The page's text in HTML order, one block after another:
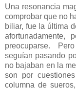
Una resonancia
comprobar que no
biliar, fue la última
preocuparse.
seguían pasando
no bajaban en la
son por
columna de